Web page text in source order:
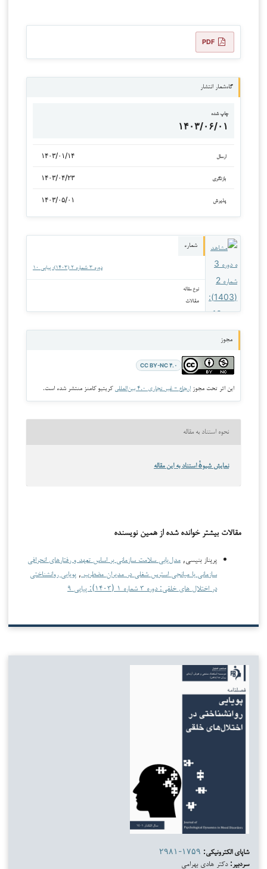
PDF
گاه‌شمار انتشار
چاپ شده
۱۴۰۳/۰۶/۰۱
ارسال ۱۴۰۳/۰۱/۱۴
بازنگری ۱۴۰۳/۰۴/۲۳
پذیرش ۱۴۰۳/۰۵/۰۱
شماره
دوره ۳ شماره ۲ (۱۴۰۳): پیاپی ۱۰
نوع مقاله
مقالات
مجوز
CC BY-NC ۴.۰
این اثر تحت مجوز ارجاع - غیر تجاری ۴.۰ بین‌المللی کریتیو کامنز منتشر شده است.
نحوه استناد به مقاله
نمایش شیوهٔ استناد به این مقاله
مقالات بیشتر خوانده شده از همین نویسنده
پریناز بنیسی, مدل‌یابی سلامت سازمانی بر اساس تعهد و رفتارهای انحرافی
سازمانی با میانجی استرس شغلی در مدیران مضطرب , پویایی روانشناختی
در اختلال های خلقی: دوره ۳ شماره ۱ (۱۴۰۳): پیاپی ۹
شاپای الکترونیکی: ۲۹۸۱-۱۷۵۹
سردبیر: دکتر هادی بهرامی